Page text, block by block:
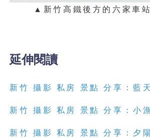
▲ 新竹 高鐵後方的六家車
延伸閱讀
新竹 攝影 私房 景點 分享：藍
新竹 攝影 私房 景點 分享：小
新竹 攝影 私房 景點 分享：夕